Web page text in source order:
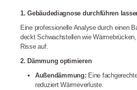
1. Gebäudediagnose durchführen
Eine professionelle Analyse durch einen
deckt Schwachstellen wie
Risse auf.
2. Dämmung optimieren
Außendämmung: Eine
reduziert Wärmeverluste.